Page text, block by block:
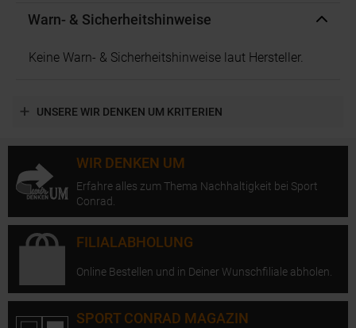
Warn- & Sicherheitshinweise
Keine Warn- & Sicherheitshinweise laut Hersteller.
UNSERE WIR DENKEN UM KRITERIEN
WIR DENKEN UM
Erfahre alles zum Thema Nachhaltigkeit bei Sport
Conrad.
FILIALABHOLUNG
Online Bestellen und in Deiner Wunschfiliale abholen.
SPORT CONRAD MAGAZIN